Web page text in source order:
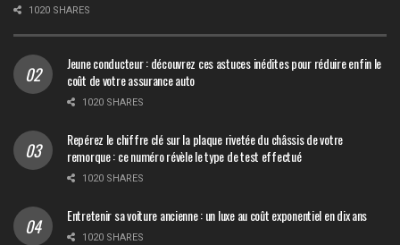
1020 SHARES
Jeune conducteur : découvrez ces astuces inédites pour réduire enfin le
coût de votre assurance auto
1020 SHARES
Repérez le chiffre clé sur la plaque rivetée du châssis de votre
remorque : ce numéro révèle le type de test effectué
1020 SHARES
Entretenir sa voiture ancienne : un luxe au coût exponentiel en dix ans
1020 SHARES